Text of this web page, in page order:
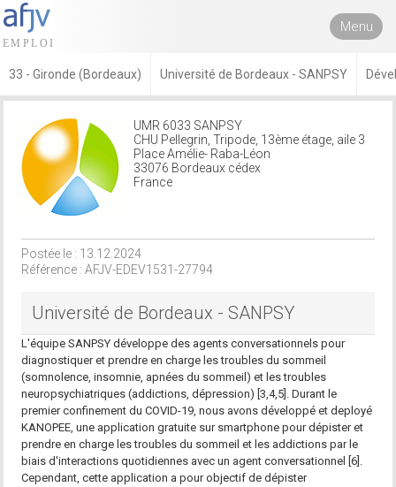
Menu
33 - Gironde (Bordeaux) Université de Bordeaux - SANPSY
UMR 6033 SANPSY
CHU Pellegrin, Tripode, 13ème étage, aile 3
Place Amélie- Raba-Léon
33076 Bordeaux cédex
France
Postée le : 13.12.2024
Référence : AFJV-EDEV1531-27794
Université de Bordeaux - SANPSY
L'équipe SANPSY développe des agents conversationnels pour
diagnostiquer et prendre en charge les troubles du sommeil
(somnolence, insomnie, apnées du sommeil) et les troubles
neuropsychiatriques (addictions, dépression) [3,4,5]. Durant le
premier confinement du COVID-19, nous avons développé et deployé
KANOPEE, une application gratuite sur smartphone pour dépister et
prendre en charge les troubles du sommeil et les addictions par le
biais d'interactions quotidiennes avec un agent conversationnel [6].
Cependant, cette application a pour objectif de dépister